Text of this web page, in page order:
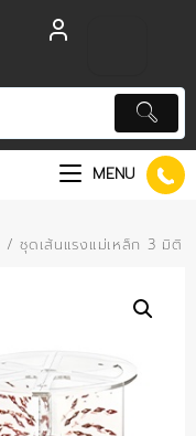
MENU
/ ชุดเส้นแรงแม่เหล็ก 3 มิติ